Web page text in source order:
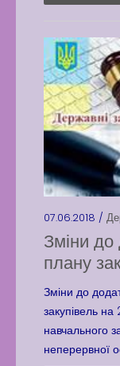
07.06.2018 /
Зміни до
плану
Зміни до
закупівель
навчального
неперервної